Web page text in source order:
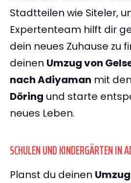
Stadtteilen wie Siteler,
Expertenteam hilft dir
dein neues Zuhause zu
deinen Umzug von
nach Adiyaman mit
Döring und starte
neues Leben.
SCHULEN UND KINDERGÄRTEN IN
Planst du deinen